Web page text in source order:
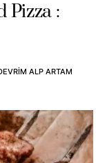
Pizza :
ALP ARTAM